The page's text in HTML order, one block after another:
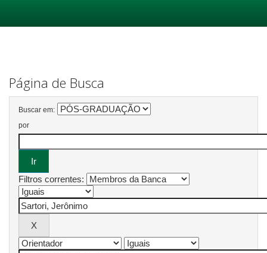
Página de Busca
Buscar em:
por
Filtros correntes: